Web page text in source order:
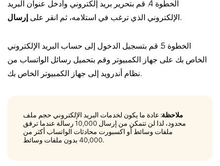
الخطوة 4. قم بتحرير بريد إلكتروني وأدخل عنوان البريد
الإلكتروني الذي ترغب في استلامه، ثم انقر على إرسال .
الخطوة 5. قم بتسجيل الدخول إلى حساب البريد الإلكتروني
الخاص بك على جهاز الكمبيوتر وقم بتحميل رسائل الواتساب من
نظام أندرويد إلى جهاز الكمبيوتر الخاص بك.
ملاحظة: عادة ما يكون لخدمات البريد الإلكتروني حجم ملف
محدود، لذا لن تتمكن من إرسال 10,000 رسالة عندما ترفق
ملفات وسائط أو اكسبورت محادثات الواتساب أكثر من
40,000 بدون ملفات وسائط.